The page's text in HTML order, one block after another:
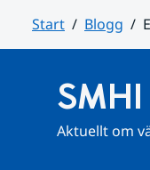
Start Blogg
Aktuellt om